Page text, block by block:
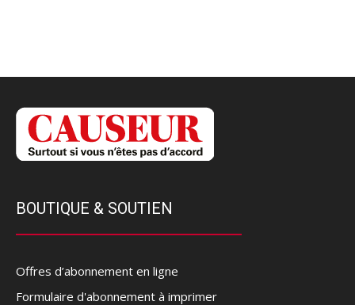
BOUTIQUE & SOUTIEN
Offres d’abonnement en ligne
Formulaire d'abonnement à imprimer